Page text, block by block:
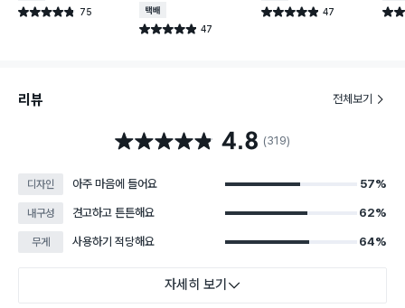
별점 4.8점 75
건 작성
택배배송
별점 4.9점 47
건 작성
별점 4.9점 47
건 작성 별점
리뷰 전체보기
별점 4.8점 4.8 (319)
디자인 아주 마음에 들어요 57%
내구성 견고하고 튼튼해요 62%
무게 사용하기 적당해요 64%
자세히 보기